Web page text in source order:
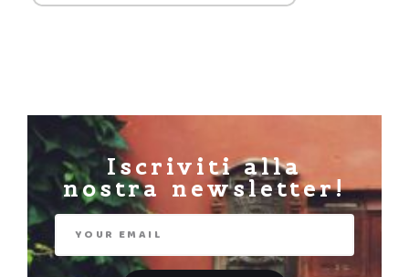
Iscriviti alla
nostra newsletter!